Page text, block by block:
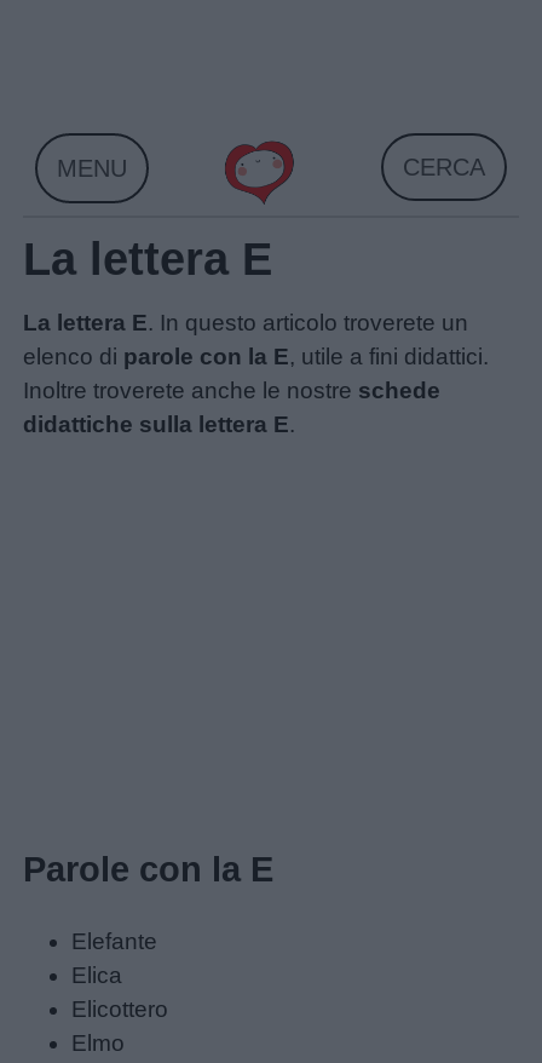
MENU CERCA
La lettera E
La lettera E. In questo articolo troverete un
elenco di parole con la E, utile a fini didattici.
Inoltre troverete anche le nostre schede
didattiche sulla lettera E.
Parole con la E
Elefante
Elica
Elicottero
Elmo